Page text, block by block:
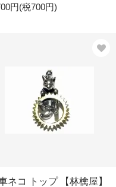
円(税700円)
ネコ トップ 【林檎屋】